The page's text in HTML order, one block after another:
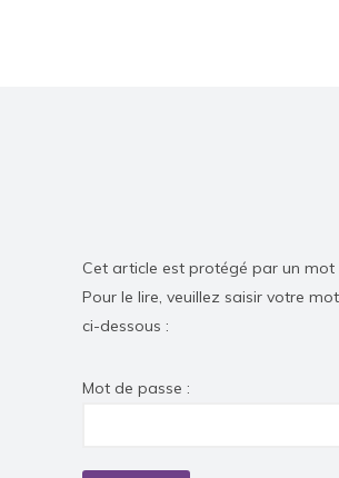
Cet article est protégé par un mot
Pour le lire, veuillez saisir votre
ci-dessous :
Mot de passe :